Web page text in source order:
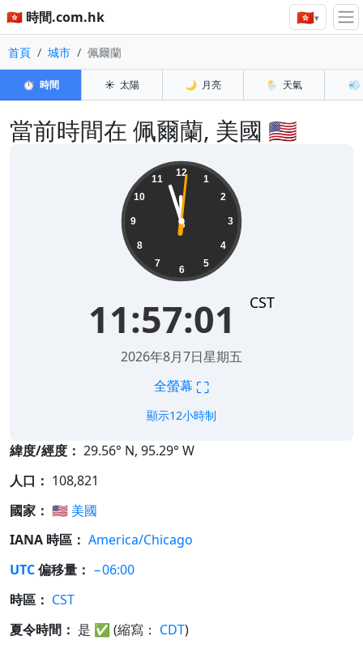
🇭🇰 時間.com.hk 🇭🇰▾
首頁 城市 佩爾蘭
⏱️ 時間 ☀️ 太陽 🌙 月亮 🌦️ 天氣 💨
當前時間在 佩爾蘭, 美國 🇺🇸
12
1
2
3
4
5
6
7
8
9
10
11
11:57:02 CST
2026年8月7日星期五
全螢幕 ⛶
顯示12小時制
緯度/經度： 29.56° N, 95.29° W
人口： 108,821
國家： 🇺🇸 美國
IANA 時區： America/Chicago
UTC偏移量： −06:00
時區： CST
夏令時間： 是 ✅ (縮寫： CDT)